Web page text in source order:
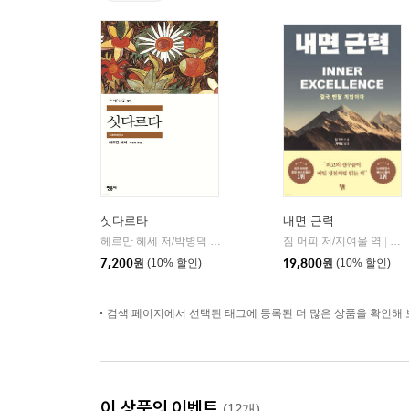
싯다르타
헤르만 헤세 저/박병덕 역
7,200원 (10% 할인)
내면 근력
짐 머피 저/지여울 역
윌
19,800원 (10% 할인)
검색 페이지에서 선택된 태그에 등록된 더 많은 상품을 확인해